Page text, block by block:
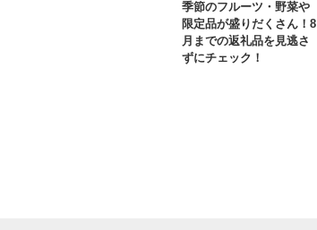
季節のフルーツ・野菜や
限定品が盛りだくさん！8
月までの返礼品を見逃さ
ずにチェック！